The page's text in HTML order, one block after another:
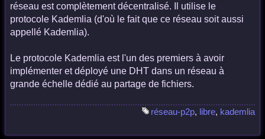
réseau est complètement décentralisé. Il utilise le
protocole Kademlia (d'où le fait que ce réseau soit aussi
appellé Kademlia).
Le protocole Kademlia est l'un des premiers à avoir
implémenter et déployé une DHT dans un réseau à
grande échelle dédié au partage de fichiers.
réseau-p2p, libre, kademlia